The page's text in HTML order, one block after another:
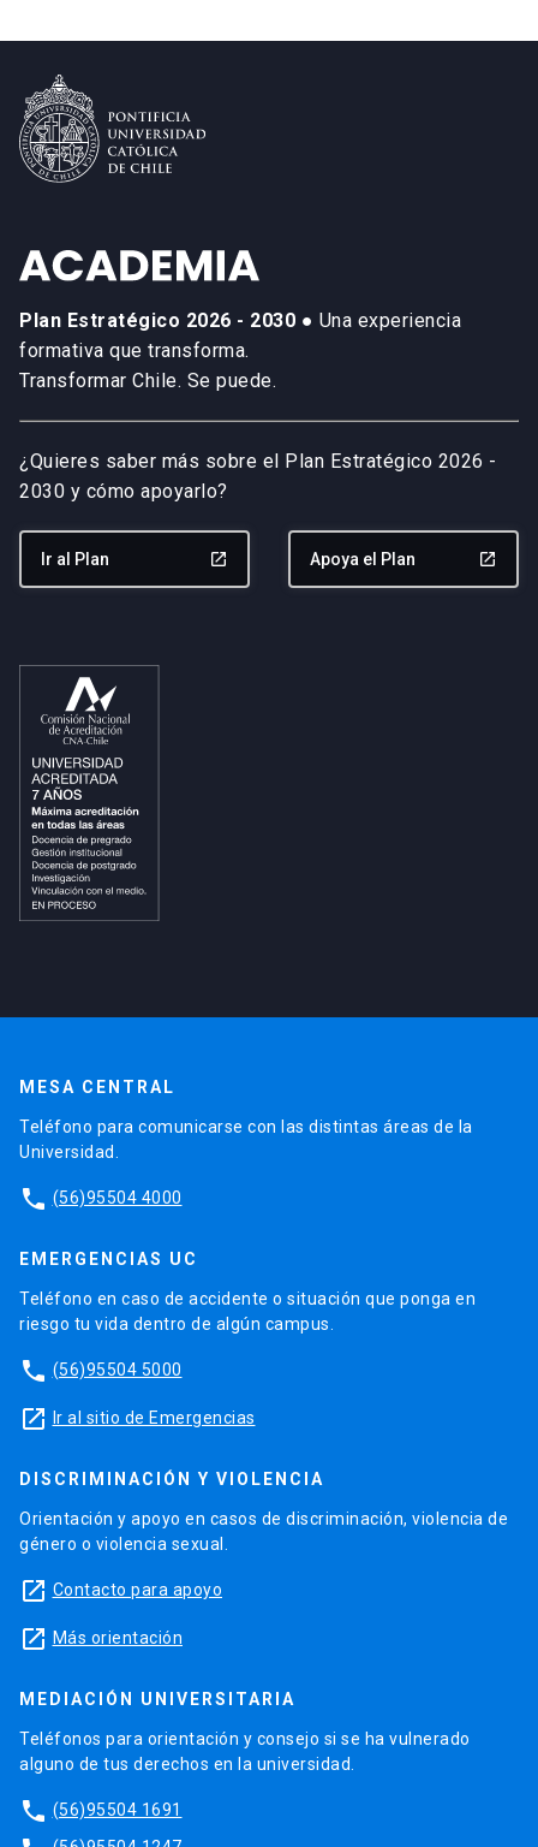
Plan Estratégico 2026 - 2030 ● Una experiencia
formativa que transforma.
Transformar Chile. Se puede.
¿Quieres saber más sobre el Plan Estratégico 2026 -
2030 y cómo apoyarlo?
Ir al Plan launch Apoya el Plan launch
MESA CENTRAL
Teléfono para comunicarse con las distintas áreas de la
Universidad.
phone (56)95504 4000
EMERGENCIAS UC
Teléfono en caso de accidente o situación que ponga en
riesgo tu vida dentro de algún campus.
phone (56)95504 5000
launch Ir al sitio de Emergencias
DISCRIMINACIÓN Y VIOLENCIA
Orientación y apoyo en casos de discriminación, violencia de
género o violencia sexual.
launch Contacto para apoyo
launch Más orientación
MEDIACIÓN UNIVERSITARIA
Teléfonos para orientación y consejo si se ha vulnerado
alguno de tus derechos en la universidad.
phone (56)95504 1691